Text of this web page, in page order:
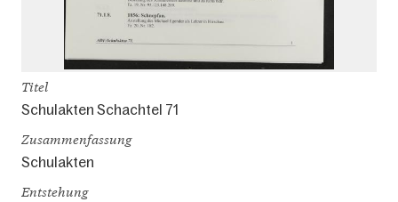
Titel
Schulakten Schachtel 71
Zusammenfassung
Schulakten
Entstehung